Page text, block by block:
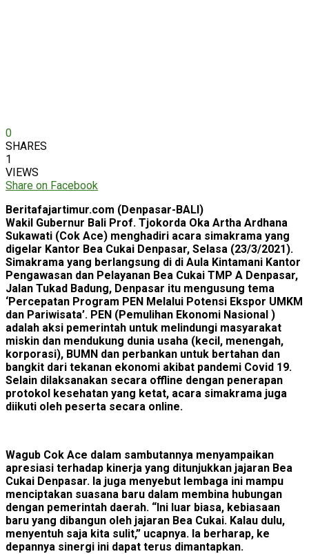
0
SHARES
1
VIEWS
Share on Facebook
Beritafajartimur.com (Denpasar-BALI)
Wakil Gubernur Bali Prof. Tjokorda Oka Artha Ardhana
Sukawati (Cok Ace) menghadiri acara simakrama yang
digelar Kantor Bea Cukai Denpasar, Selasa (23/3/2021).
Simakrama yang berlangsung di di Aula Kintamani Kantor
Pengawasan dan Pelayanan Bea Cukai TMP A Denpasar,
Jalan Tukad Badung, Denpasar itu mengusung tema
‘Percepatan Program PEN Melalui Potensi Ekspor UMKM
dan Pariwisata’. PEN (Pemulihan Ekonomi Nasional )
adalah aksi pemerintah untuk melindungi masyarakat
miskin dan mendukung dunia usaha (kecil, menengah,
korporasi), BUMN dan perbankan untuk bertahan dan
bangkit dari tekanan ekonomi akibat pandemi Covid 19.
Selain dilaksanakan secara offline dengan penerapan
protokol kesehatan yang ketat, acara simakrama juga
diikuti oleh peserta secara online.
Wagub Cok Ace dalam sambutannya menyampaikan
apresiasi terhadap kinerja yang ditunjukkan jajaran Bea
Cukai Denpasar. Ia juga menyebut lembaga ini mampu
menciptakan suasana baru dalam membina hubungan
dengan pemerintah daerah. “Ini luar biasa, kebiasaan
baru yang dibangun oleh jajaran Bea Cukai. Kalau dulu,
menyentuh saja kita sulit,” ucapnya. Ia berharap, ke
depannya sinergi ini dapat terus dimantapkan.